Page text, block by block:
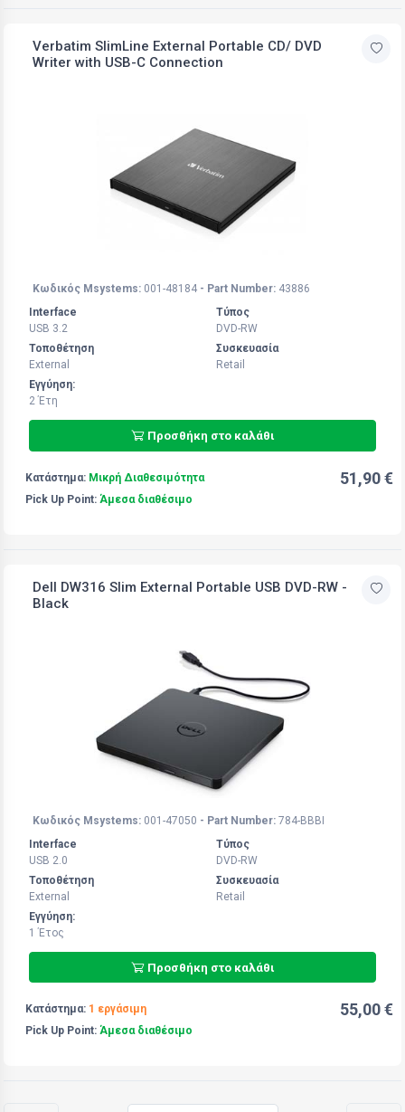
Verbatim SlimLine External Portable CD/ DVD
Writer with USB-C Connection
Κωδικός Msystems: 001-48184 - Part Number: 43886
Interface
USB 3.2
Τύπος
DVD-RW
Τοποθέτηση
External
Συσκευασία
Retail
Εγγύηση:
2 Έτη
Προσθήκη στο καλάθι
Κατάστημα: Μικρή Διαθεσιμότητα
Pick Up Point: Άμεσα διαθέσιμο
51,90 €
Dell DW316 Slim External Portable USB DVD-RW -
Black
Κωδικός Msystems: 001-47050 - Part Number: 784-BBBI
Interface
USB 2.0
Τύπος
DVD-RW
Τοποθέτηση
External
Συσκευασία
Retail
Εγγύηση:
1 Έτος
Προσθήκη στο καλάθι
Κατάστημα: 1 εργάσιμη
Pick Up Point: Άμεσα διαθέσιμο
55,00 €